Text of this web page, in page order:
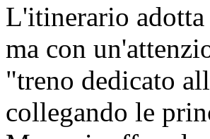
L'itinerario
ma con
"treno dedicato
collegando le